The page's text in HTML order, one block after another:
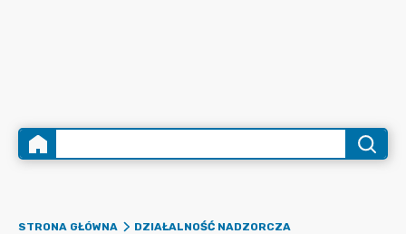
STRONA GŁÓWNA
DZIAŁALNOŚĆ NADZORCZA